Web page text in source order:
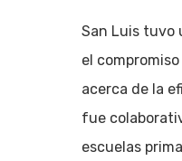
San Luis tuvo
el
acerca de la
fue
escuelas